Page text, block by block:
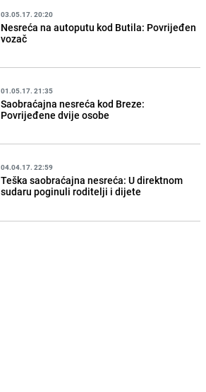
03.05.17. 20:20
Nesreća na autoputu kod Butila: Povrijeđen
vozač
01.05.17. 21:35
Saobraćajna nesreća kod Breze:
Povrijeđene dvije osobe
04.04.17. 22:59
Teška saobraćajna nesreća: U direktnom
sudaru poginuli roditelji i dijete